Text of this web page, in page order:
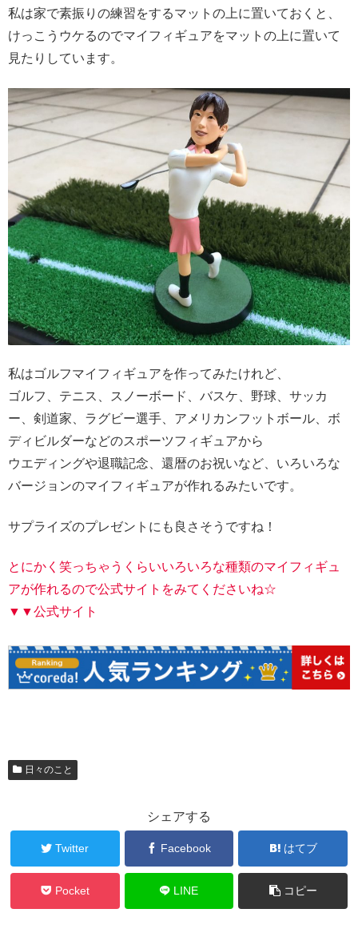
私は家で素振りの練習をするマットの上に置いておくと、
けっこうウケるのでマイフィギュアをマットの上に置いて
見たりしています。
私はゴルフマイフィギュアを作ってみたけれど、
ゴルフ、テニス、スノーボード、バスケ、野球、サッカ
ー、剣道家、ラグビー選手、アメリカンフットボール、ボ
ディビルダーなどのスポーツフィギュアから
ウエディングや退職記念、還暦のお祝いなど、いろいろな
バージョンのマイフィギュアが作れるみたいです。
サプライズのプレゼントにも良さそうですね！
とにかく笑っちゃうくらいいろいろな種類のマイフィギュ
アが作れるので公式サイトをみてくださいね☆
▼▼公式サイト
日々のこと
シェアする
Twitter Facebook はてブ
Pocket LINE コピー